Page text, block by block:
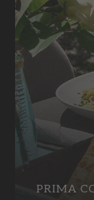
PRIMA